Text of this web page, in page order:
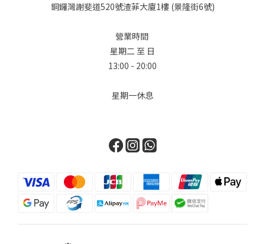
銅鑼灣謝斐道520號渣菲大廈1樓 (景隆街6號)
營業時間
星期二 至 日
13:00 - 20:00
星期一休息